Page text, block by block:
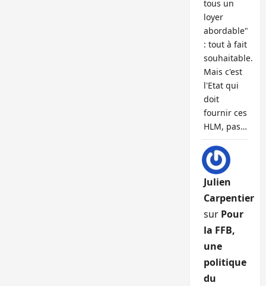
tous un
loyer
abordable"
: tout à fait
souhaitable.
Mais c'est
l'Etat qui
doit
fournir ces
HLM, pas…
Julien
Carpentier
sur Pour
la FFB,
une
politique
du